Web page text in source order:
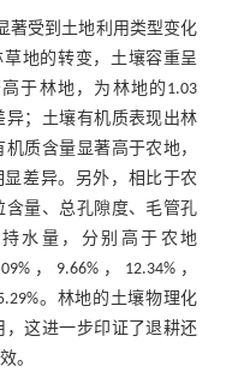
著受到土地利用类型变化
草地的转变，土壤容重呈
于林地，为林地的1.03
；土壤有机质表现出林
质含量显著高于农地，
差异。另外，相比于农
量、总孔隙度、毛管孔
水量，分别高于农地
，9.66%，12.34%，
。林地的土壤物理化
这进一步印证了退耕还
。